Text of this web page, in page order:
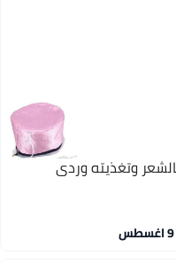
وتغذيته وردي
9 اغسطس